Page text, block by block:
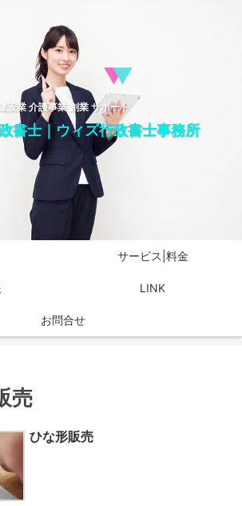
設業 介護事業 創業 サポート
書士｜ウィズ行政書士事務所
サービス|料金
LINK
お問合せ
売
ひな形販売